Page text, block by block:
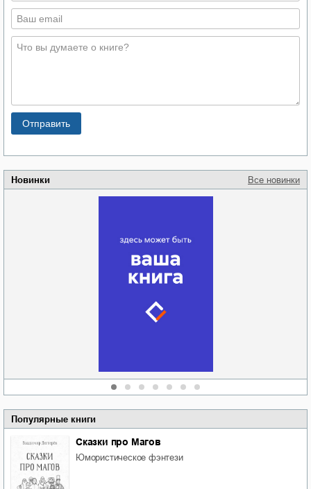
Новинки Все новинки
Популярные книги
Сказки про Магов
юмористическое фэнтези